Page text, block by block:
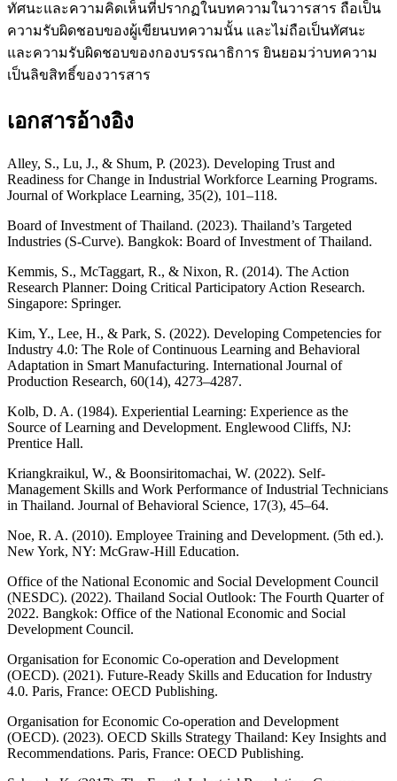
ทัศนะและความคิดเห็นที่ปรากฏในบทความในวารสาร ถือเป็น
ความรับผิดชอบของผู้เขียนบทความนั้น และไม่ถือเป็นทัศนะ
และความรับผิดชอบของกองบรรณาธิการ ยินยอมว่าบทความ
เป็นลิขสิทธิ์ของวารสาร
เอกสารอ้างอิง
Alley, S., Lu, J., & Shum, P. (2023). Developing Trust and
Readiness for Change in Industrial Workforce Learning Programs.
Journal of Workplace Learning, 35(2), 101–118.
Board of Investment of Thailand. (2023). Thailand’s Targeted
Industries (S-Curve). Bangkok: Board of Investment of Thailand.
Kemmis, S., McTaggart, R., & Nixon, R. (2014). The Action
Research Planner: Doing Critical Participatory Action Research.
Singapore: Springer.
Kim, Y., Lee, H., & Park, S. (2022). Developing Competencies for
Industry 4.0: The Role of Continuous Learning and Behavioral
Adaptation in Smart Manufacturing. International Journal of
Production Research, 60(14), 4273–4287.
Kolb, D. A. (1984). Experiential Learning: Experience as the
Source of Learning and Development. Englewood Cliffs, NJ:
Prentice Hall.
Kriangkraikul, W., & Boonsiritomachai, W. (2022). Self-
Management Skills and Work Performance of Industrial Technicians
in Thailand. Journal of Behavioral Science, 17(3), 45–64.
Noe, R. A. (2010). Employee Training and Development. (5th ed.).
New York, NY: McGraw-Hill Education.
Office of the National Economic and Social Development Council
(NESDC). (2022). Thailand Social Outlook: The Fourth Quarter of
2022. Bangkok: Office of the National Economic and Social
Development Council.
Organisation for Economic Co-operation and Development
(OECD). (2021). Future-Ready Skills and Education for Industry
4.0. Paris, France: OECD Publishing.
Organisation for Economic Co-operation and Development
(OECD). (2023). OECD Skills Strategy Thailand: Key Insights and
Recommendations. Paris, France: OECD Publishing.